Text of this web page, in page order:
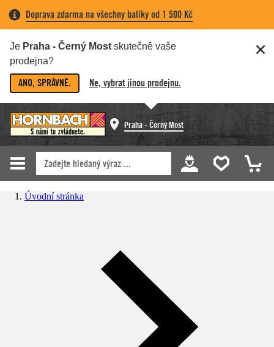
Doprava zdarma na všechny balíky od 1 500 Kč
Je Praha - Černý Most skutečně vaše
prodejna?
ANO, SPRÁVNĚ. Ne, vybrat jinou prodejnu.
Praha - Černý Most
Úvodní stránka